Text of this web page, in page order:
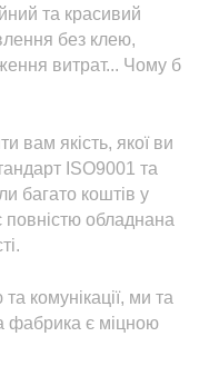
та красивий
без клею,
витрат... Чому б
вам якість, якої ви
ISO9001 та
багато коштів у
повністю обладнана
комунікації, ми та
фабрика є міцною